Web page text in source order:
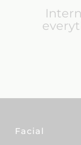
Facial